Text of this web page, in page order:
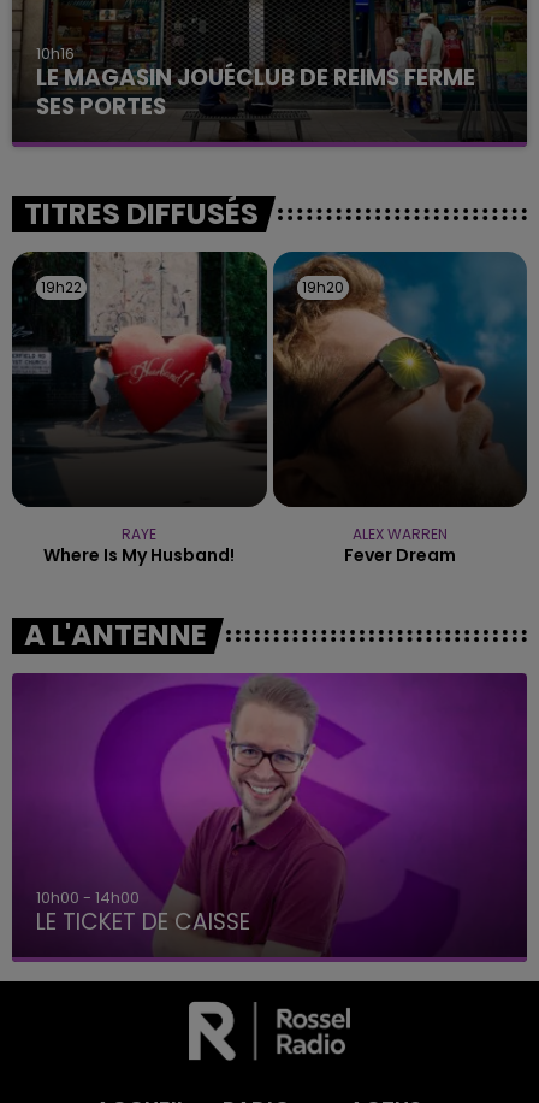
10h16
LE MAGASIN JOUÉCLUB DE REIMS FERME
SES PORTES
C'était l'une des institutions du centre-ville
fermer ses portes.
TITRES DIFFUSÉS
19h22
19h22
RAYE
Where Is My Husband!
19h20
19h20
ALEX WARREN
Fever Dream
A L'ANTENNE
10h00 - 14h00
LE TICKET DE CAISSE